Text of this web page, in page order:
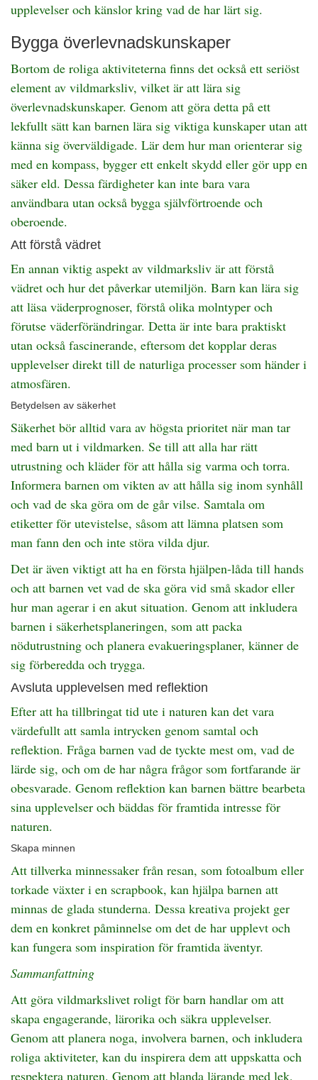
upplevelser och känslor kring vad de har lärt sig.
Bygga överlevnadskunskaper
Bortom de roliga aktiviteterna finns det också ett seriöst
element av vildmarksliv, vilket är att lära sig
överlevnadskunskaper. Genom att göra detta på ett
lekfullt sätt kan barnen lära sig viktiga kunskaper utan att
känna sig överväldigade. Lär dem hur man orienterar sig
med en kompass, bygger ett enkelt skydd eller gör upp en
säker eld. Dessa färdigheter kan inte bara vara
användbara utan också bygga självförtroende och
oberoende.
Att förstå vädret
En annan viktig aspekt av vildmarksliv är att förstå
vädret och hur det påverkar utemiljön. Barn kan lära sig
att läsa väderprognoser, förstå olika molntyper och
förutse väderförändringar. Detta är inte bara praktiskt
utan också fascinerande, eftersom det kopplar deras
upplevelser direkt till de naturliga processer som händer i
atmosfären.
Betydelsen av säkerhet
Säkerhet bör alltid vara av högsta prioritet när man tar
med barn ut i vildmarken. Se till att alla har rätt
utrustning och kläder för att hålla sig varma och torra.
Informera barnen om vikten av att hålla sig inom synhåll
och vad de ska göra om de går vilse. Samtala om
etiketter för utevistelse, såsom att lämna platsen som
man fann den och inte störa vilda djur.
Det är även viktigt att ha en första hjälpen-låda till hands
och att barnen vet vad de ska göra vid små skador eller
hur man agerar i en akut situation. Genom att inkludera
barnen i säkerhetsplaneringen, som att packa
nödutrustning och planera evakueringsplaner, känner de
sig förberedda och trygga.
Avsluta upplevelsen med reflektion
Efter att ha tillbringat tid ute i naturen kan det vara
värdefullt att samla intrycken genom samtal och
reflektion. Fråga barnen vad de tyckte mest om, vad de
lärde sig, och om de har några frågor som fortfarande är
obesvarade. Genom reflektion kan barnen bättre bearbeta
sina upplevelser och bäddas för framtida intresse för
naturen.
Skapa minnen
Att tillverka minnessaker från resan, som fotoalbum eller
torkade växter i en scrapbook, kan hjälpa barnen att
minnas de glada stunderna. Dessa kreativa projekt ger
dem en konkret påminnelse om det de har upplevt och
kan fungera som inspiration för framtida äventyr.
Sammanfattning
Att göra vildmarkslivet roligt för barn handlar om att
skapa engagerande, lärorika och säkra upplevelser.
Genom att planera noga, involvera barnen, och inkludera
roliga aktiviteter, kan du inspirera dem att uppskatta och
respektera naturen. Genom att blanda lärande med lek,